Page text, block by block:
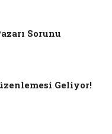
Sorunu
Geliyor!